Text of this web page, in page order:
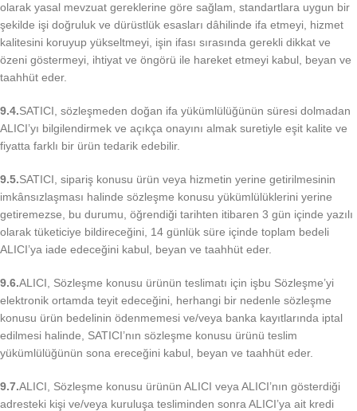
olarak yasal mevzuat gereklerine göre sağlam, standartlara uygun bir
şekilde işi doğruluk ve dürüstlük esasları dâhilinde ifa etmeyi, hizmet
kalitesini koruyup yükseltmeyi, işin ifası sırasında gerekli dikkat ve
özeni göstermeyi, ihtiyat ve öngörü ile hareket etmeyi kabul, beyan ve
taahhüt eder.
9.4.SATICI, sözleşmeden doğan ifa yükümlülüğünün süresi dolmadan
ALICI’yı bilgilendirmek ve açıkça onayını almak suretiyle eşit kalite ve
fiyatta farklı bir ürün tedarik edebilir.
9.5.SATICI, sipariş konusu ürün veya hizmetin yerine getirilmesinin
imkânsızlaşması halinde sözleşme konusu yükümlülüklerini yerine
getiremezse, bu durumu, öğrendiği tarihten itibaren 3 gün içinde yazılı
olarak tüketiciye bildireceğini, 14 günlük süre içinde toplam bedeli
ALICI’ya iade edeceğini kabul, beyan ve taahhüt eder.
9.6.ALICI, Sözleşme konusu ürünün teslimatı için işbu Sözleşme’yi
elektronik ortamda teyit edeceğini, herhangi bir nedenle sözleşme
konusu ürün bedelinin ödenmemesi ve/veya banka kayıtlarında iptal
edilmesi halinde, SATICI’nın sözleşme konusu ürünü teslim
yükümlülüğünün sona ereceğini kabul, beyan ve taahhüt eder.
9.7.ALICI, Sözleşme konusu ürünün ALICI veya ALICI’nın gösterdiği
adresteki kişi ve/veya kuruluşa tesliminden sonra ALICI’ya ait kredi